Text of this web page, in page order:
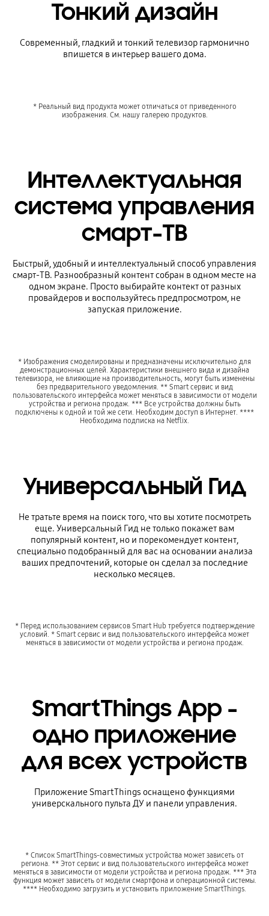
Тонкий дизайн
Современный, гладкий и тонкий телевизор гармонично
впишется в интерьер вашего дома.
* Реальный вид продукта может отличаться от приведенного
изображения. См. нашу галерею продуктов.
Интеллектуальная
система управления
смарт-ТВ
Быстрый, удобный и интеллектуальный способ управления
смарт-ТВ. Разнообразный контент собран в одном месте на
одном экране. Просто выбирайте контект от разных
провайдеров и воспользуйтесь предпросмотром, не
запуская приложение.
* Изображения смоделированы и предназначены исключительно для
демонстрационных целей. Характеристики внешнего вида и дизайна
телевизора, не влияющие на производительность, могут быть изменены
без предварительного уведомления. ** Smart сервис и вид
пользовательского интерфейса может меняться в зависимости от модели
устройства и региона продаж. *** Все устройства должны быть
подключены к одной и той же сети. Необходим доступ в Интернет. ****
Необходима подписка на Netflix.
Универсальный Гид
Не тратьте время на поиск того, что вы хотите посмотреть
еще. Универсальный Гид не только покажет вам
популярный контент, но и порекомендует контент,
специально подобранный для вас на основании анализа
ваших предпочтений, которые он сделал за последние
несколько месяцев.
* Перед использованием сервисов Smart Hub требуется подтверждение
условий. * Smart сервис и вид пользовательского интерфейса может
меняться в зависимости от модели устройства и региона продаж.
SmartThings App -
одно приложение
для всех устройств
Приложение SmartThings оснащено функциями
универскального пульта ДУ и панели управления.
* Список SmartThings-совместимых устройства может зависеть от
региона. ** Этот сервис и вид пользовательского интерфейса может
меняться в зависимости от модели устройства и региона продаж. *** Эта
функция может зависеть от модели смартфона и операционной системы.
**** Необходимо загрузить и установить приложение SmartThings.